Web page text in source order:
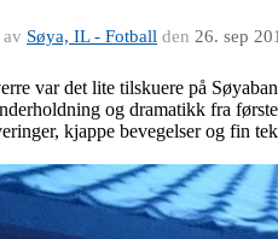
av Søya, IL - Fotball den 26. sep
var det lite tilskuere på
og dramatikk fra
kjappe bevegelser og fin